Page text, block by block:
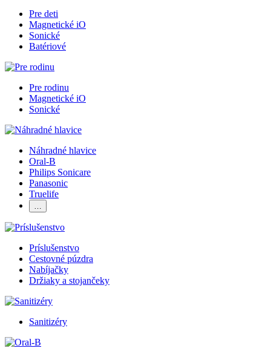
Pre deti
Magnetické iO
Sonické
Batériové
Pre rodinu
Magnetické iO
Sonické
Náhradné hlavice
Oral-B
Philips Sonicare
Panasonic
Truelife
…
Príslušenstvo
Cestovné púzdra
Nabíjačky
Držiaky a stojančeky
Sanitizéry